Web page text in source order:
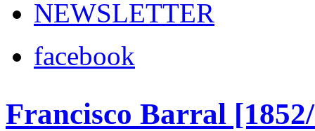
NEWSLETTER
facebook
Francisco Barral